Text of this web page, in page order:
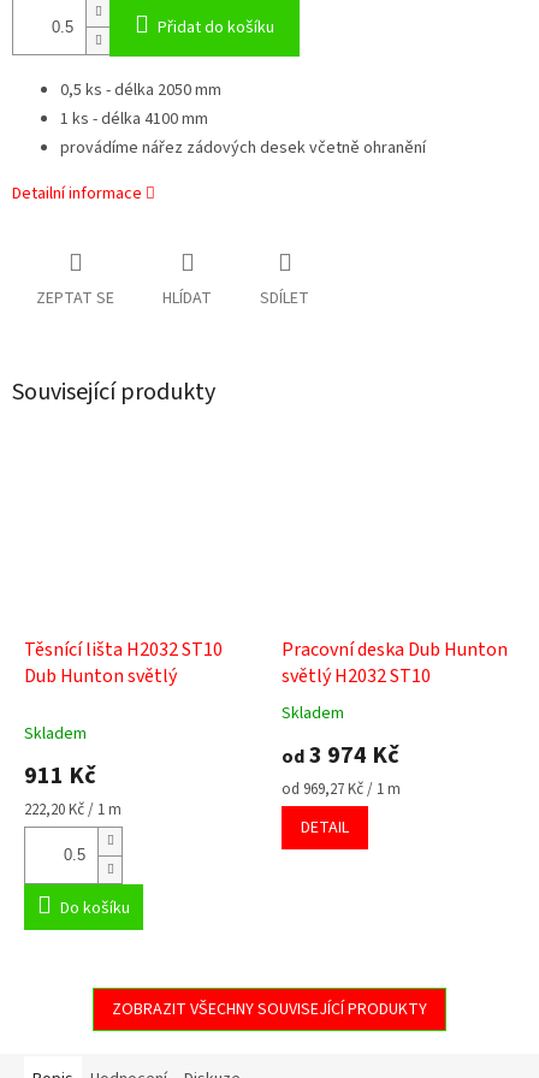
Přidat do košíku
0,5 ks - délka 2050 mm
1 ks - délka 4100 mm
provádíme nářez zádových desek včetně ohranění
Detailní informace
ZEPTAT SE HLÍDAT SDÍLET
Související produkty
Těsnící lišta H2032 ST10
Dub Hunton světlý
Skladem
911 Kč
Měrná
cena:
222,20 Kč / 1 m
Do košíku
Pracovní deska Dub Hunton
světlý H2032 ST10
Průměrné
produktu
je
5,0
5
Skladem
od3 974 Kč
Měrná
cena:
od 969,27 Kč / 1 m
DETAIL
ZOBRAZIT VŠECHNY SOUVISEJÍCÍ PRODUKTY